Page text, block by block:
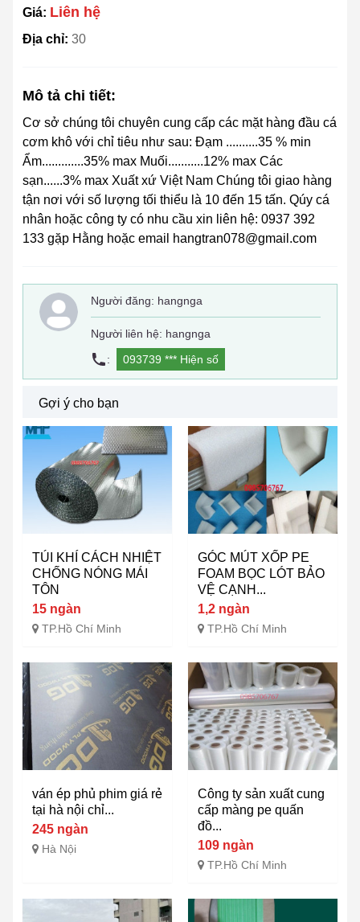
Giá: Liên hệ
Địa chỉ: 30
Mô tả chi tiết:
Cơ sở chúng tôi chuyên cung cấp các mặt hàng đầu cá
cơm khô với chỉ tiêu như sau: Đạm ..........35 % min
Ẩm.............35% max Muối...........12% max Các
sạn......3% max Xuất xứ Việt Nam Chúng tôi giao hàng
tận nơi với số lượng tối thiểu là 10 đến 15 tấn. Qúy cá
nhân hoặc công ty có nhu cầu xin liên hệ: 0937 392
133 gặp Hằng hoặc email hangtran078@gmail.com
Người đăng: hangnga
Người liên hệ: hangnga
:
093739 *** Hiện số
Gợi ý cho bạn
TÚI KHÍ CÁCH NHIỆT
CHỐNG NÓNG MÁI
TÔN
15 ngàn
TP.Hồ Chí Minh
GÓC MÚT XỐP PE
FOAM BỌC LÓT BẢO
VỆ CẠNH...
1,2 ngàn
TP.Hồ Chí Minh
ván ép phủ phim giá rẻ
tại hà nội chỉ...
245 ngàn
Hà Nội
Công ty sản xuất cung
cấp màng pe quấn
đồ...
109 ngàn
TP.Hồ Chí Minh